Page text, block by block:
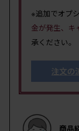
※追加でオプ
金が発生、キ
承ください。
注文の
商品